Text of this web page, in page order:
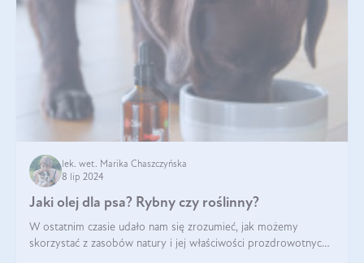
lek. wet. Marika Chaszczyńska
8 lip 2024
Jaki olej dla psa? Rybny czy roślinny?
W ostatnim czasie udało nam się zrozumieć, jak możemy
skorzystać z zasobów natury i jej właściwości prozdrowotnych,